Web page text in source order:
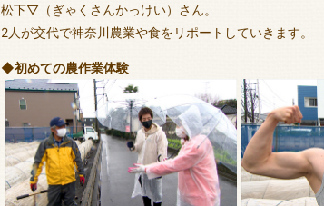
松下▽（ぎゃくさんかっけい）さん。
2人が交代で神奈川農業や食をリポートしていきます。
◆初めての農作業体験